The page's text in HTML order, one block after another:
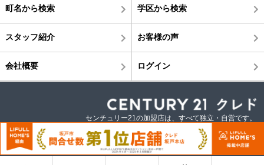
町名から検索 学区から検索
スタッフ紹介 お客様の声
会社概要 ログイン
センチュリー21の加盟店は、すべて独立・自営です。
©株式会社クレド